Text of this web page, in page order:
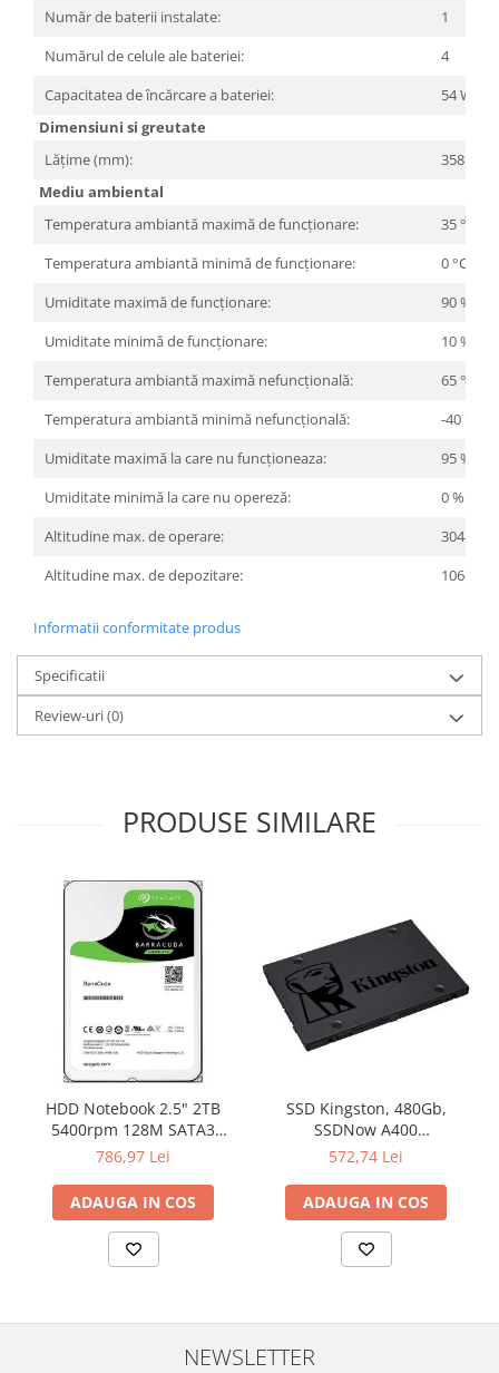
Număr de baterii instalate:
1
Numărul de celule ale bateriei:
4
Capacitatea de încărcare a bateriei:
54 Wh
Dimensiuni si greutate
Lățime (mm):
358.5
Mediu ambiental
Temperatura ambiantă maximă de funcționare:
35 °C
Temperatura ambiantă minimă de funcționare:
0 °C
Umiditate maximă de funcționare:
90 %
Umiditate minimă de funcționare:
10 %
Temperatura ambiantă maximă nefuncțională:
65 °C
Temperatura ambiantă minimă nefuncțională:
-40 °C
Umiditate maximă la care nu funcționeaza:
95 %
Umiditate minimă la care nu opereză:
0 %
Altitudine max. de operare:
3048 m
Altitudine max. de depozitare:
10668 m
Informatii conformitate produs
Specificatii
Review-uri(0)
PRODUSE SIMILARE
HDD Notebook 2.5" 2TB
5400rpm 128M SATA3
SEAGATE
786,97 Lei
ADAUGA IN COS
SSD Kingston, 480Gb,
SSDNow A400
"SA400S37/480G"
572,74 Lei
ADAUGA IN COS
NEWSLETTER